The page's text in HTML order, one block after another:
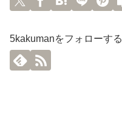
5kakumanをフォローする